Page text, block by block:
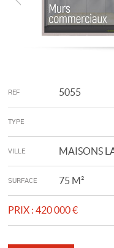
REF 5055
TYPE
VILLE MAISONS
SURFACE 75 M²
PRIX : 420 000 €